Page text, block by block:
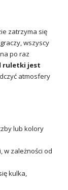
zatrzyma się
wszyscy
po raz
ruletki jest
atmosfery
lub kolory
w zależności od
kulka,